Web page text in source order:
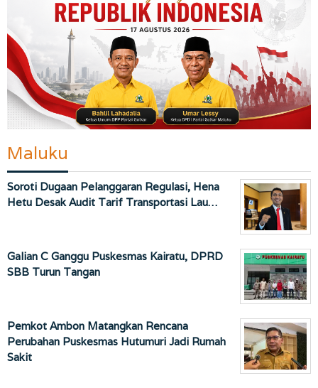
Maluku
Soroti Dugaan Pelanggaran Regulasi, Hena
Hetu Desak Audit Tarif Transportasi Lau…
Galian C Ganggu Puskesmas Kairatu, DPRD
SBB Turun Tangan
Pemkot Ambon Matangkan Rencana
Perubahan Puskesmas Hutumuri Jadi Rumah
Sakit